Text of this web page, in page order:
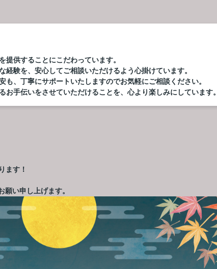
提供することにこだわっています。
経験を、安心してご相談いただけるよう心掛けています。
も、丁寧にサポートいたしますのでお気軽にご相談ください。
お手伝いをさせていただけることを、心より楽しみにしています。
ます！
い申し上げます。